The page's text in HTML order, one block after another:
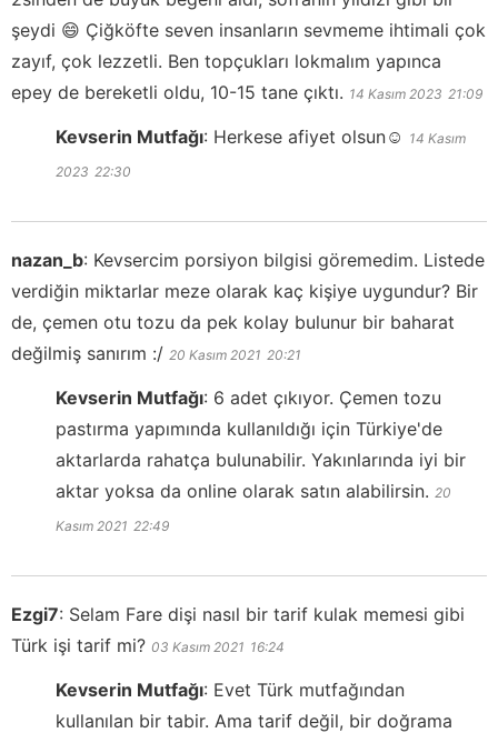
şeydi 😄 Çiğköfte seven insanların sevmeme ihtimali çok
zayıf, çok lezzetli. Ben topçukları lokmalım yapınca
epey de bereketli oldu, 10-15 tane çıktı. 14 Kasım 2023 21:09
Kevserin Mutfağı: Herkese afiyet olsun☺️ 14 Kasım
2023 22:30
nazan_b: Kevsercim porsiyon bilgisi göremedim. Listede
verdiğin miktarlar meze olarak kaç kişiye uygundur? Bir
de, çemen otu tozu da pek kolay bulunur bir baharat
değilmiş sanırım :/ 20 Kasım 2021 20:21
Kevserin Mutfağı: 6 adet çıkıyor. Çemen tozu
pastırma yapımında kullanıldığı için Türkiye'de
aktarlarda rahatça bulunabilir. Yakınlarında iyi bir
aktar yoksa da online olarak satın alabilirsin. 20
Kasım 2021 22:49
Ezgi7: Selam Fare dişi nasıl bir tarif kulak memesi gibi
Türk işi tarif mi? 03 Kasım 2021 16:24
Kevserin Mutfağı: Evet Türk mutfağından
kullanılan bir tabir. Ama tarif değil, bir doğrama